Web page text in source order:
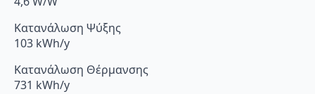
Κατανάλωση Ψύξης
103 kWh/y
Κατανάλωση Θέρμανσης
731 kWh/y